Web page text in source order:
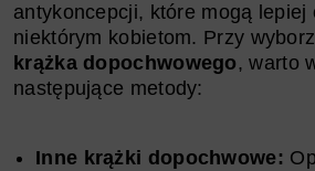
antykoncepcji, które mogą lepiej
niektórym kobietom. Przy
krążka dopochwowego, warto
następujące metody:
Inne krążki dopochwowe: